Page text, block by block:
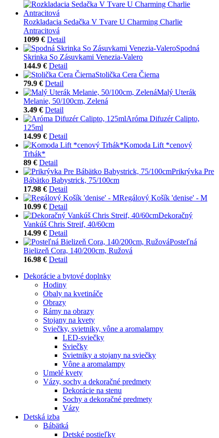
Rozkladacia Sedačka V Tvare U Charming Charlie
Antracitová
1099 € Detail
Spodná
Skrinka So Zásuvkami Venezia-Valero
144.9 € Detail
Stolička Cera Čierna
79.9 € Detail
Malý Uterák
Melanie, 50/100cm, Zelená
3.49 € Detail
Aróma Difuzér Calipto,
125ml
14.99 € Detail
Komoda Lift *cenový
Trhák*
89 € Detail
Prikrývka Pre
Bábätko Babystrick, 75/100cm
17.98 € Detail
Regálový Košík 'denise' - M
10.99 € Detail
Dekoračný
Vankúš Chris Streif, 40/60cm
14.99 € Detail
Posteľná
Bielizeň Cora, 140/200cm, Ružová
16.98 € Detail
Dekorácie a bytové doplnky
Hodiny
Obaly na kvetináče
Obrazy
Rámy na obrazy
Stojany na kvety
Sviečky, svietniky, vône a aromalampy
LED-sviečky
Sviečky
Svietniky a stojany na sviečky
Vône a aromalampy
Umelé kvety
Vázy, sochy a dekoračné predmety
Dekorácie na stenu
Sochy a dekoračné predmety
Vázy
Detská izba
Bábätká
Detské postieľky